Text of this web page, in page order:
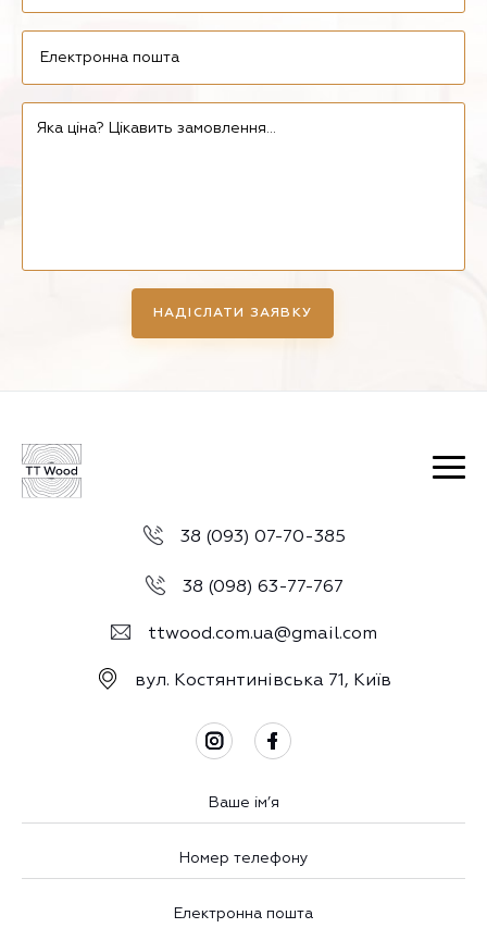
НАДІСЛАТИ ЗАЯВКУ
38 (093) 07-70-385
38 (098) 63-77-767
ttwood.com.ua@gmail.com
вул. Костянтинівська 71, Київ